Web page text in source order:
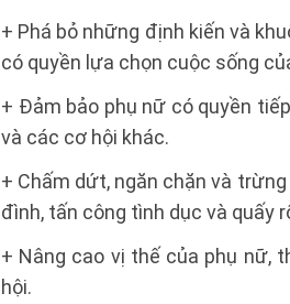
+ Phá bỏ những định kiến và
có quyền lựa chọn cuộc sống
+ Đảm bảo phụ nữ có quyền
và các cơ hội khác.
+ Chấm dứt, ngăn chặn và
đình, tấn công tình dục và quấy
+ Nâng cao vị thế của phụ nữ,
hội.